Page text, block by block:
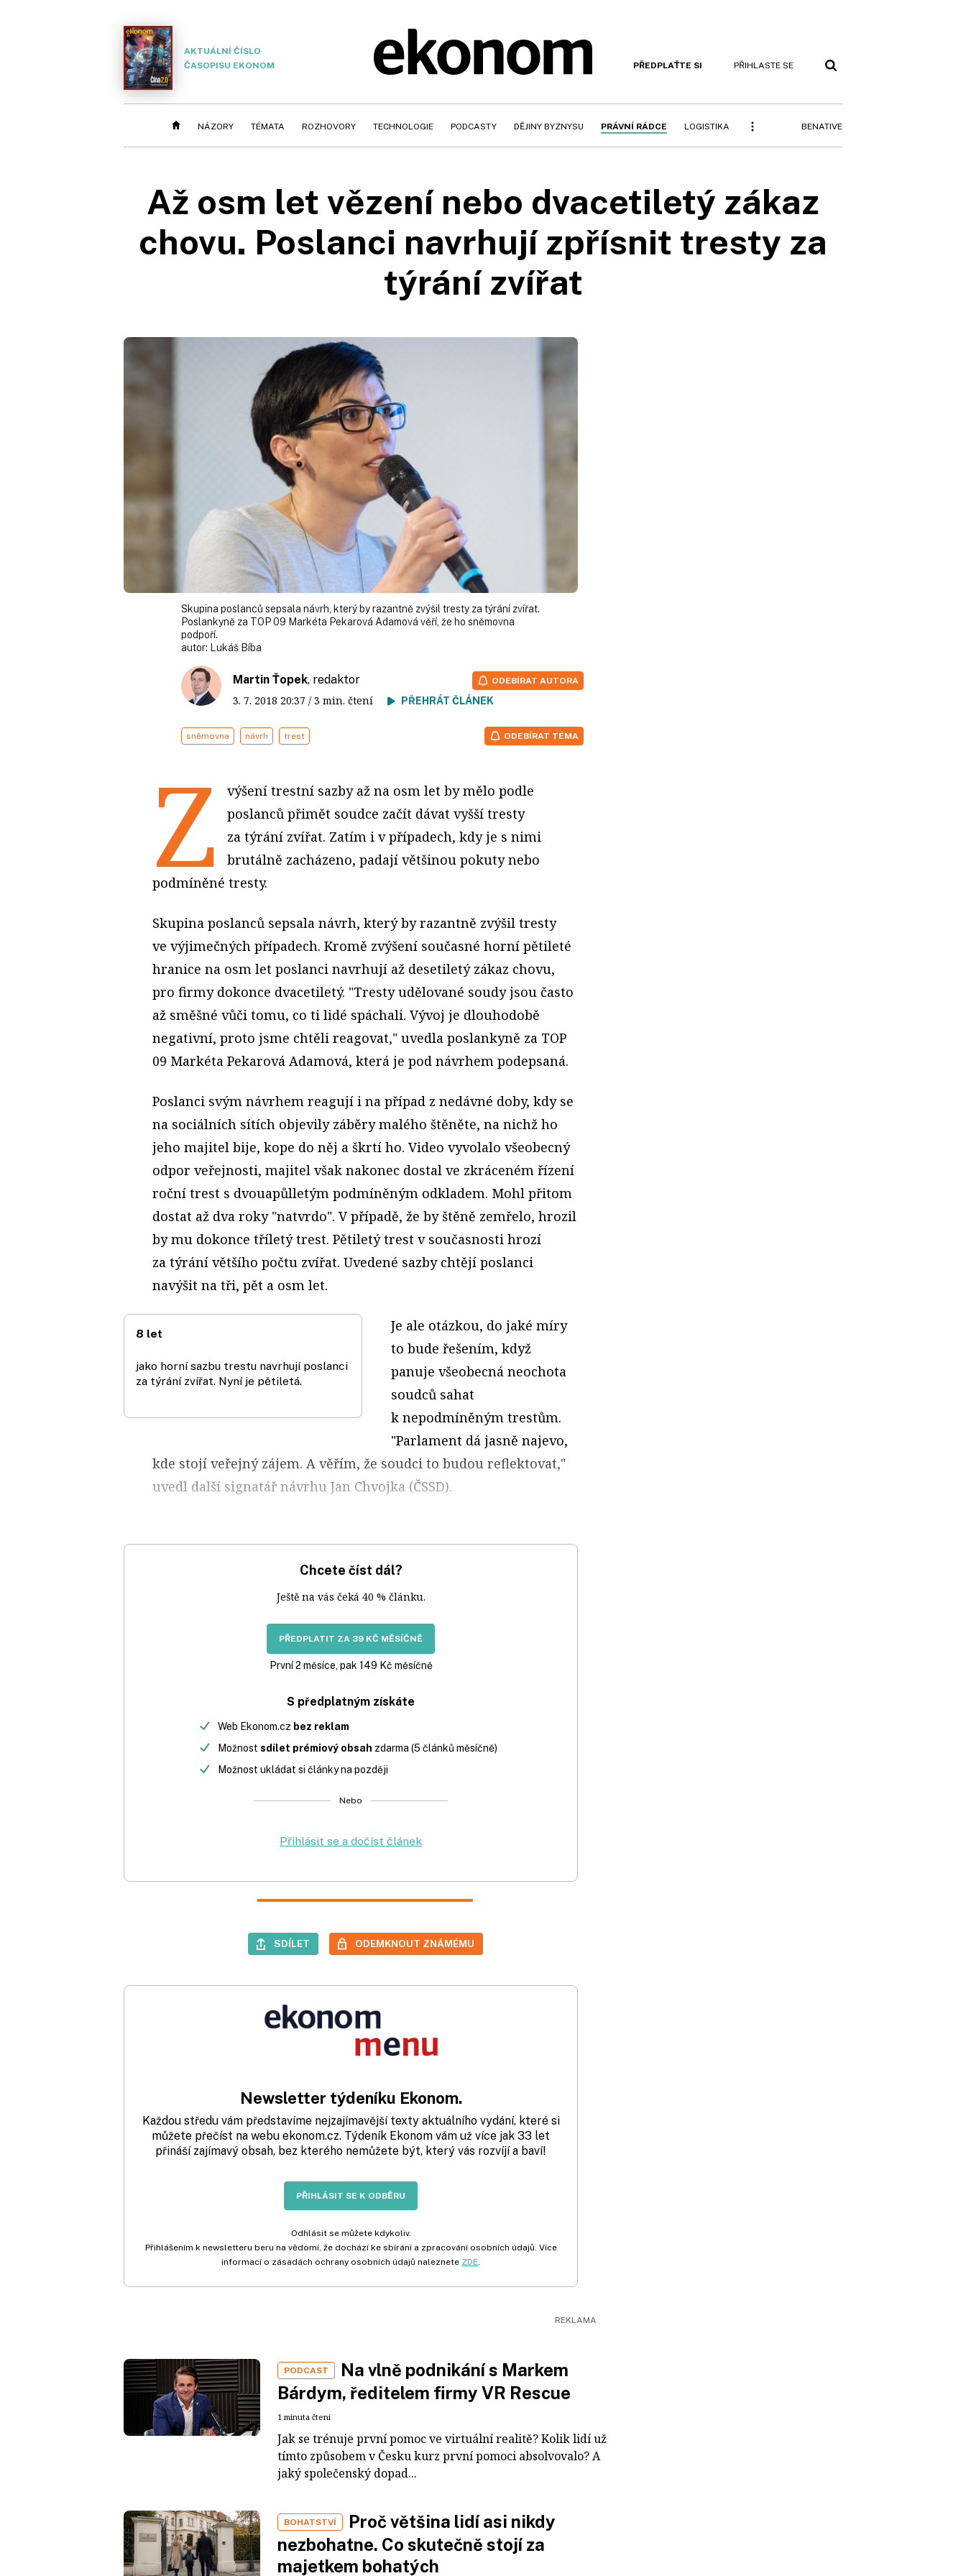
AKTUÁLNÍ ČÍSLO
ČASOPISU EKONOM
PŘEDPLAŤTE SI PŘIHLASTE SE
NÁZORY TÉMATA ROZHOVORY TECHNOLOGIE PODCASTY DĚJINY BYZNYSU PRÁVNÍ RÁDCE LOGISTIKA BENATIVE
Až osm let vězení nebo dvacetiletý zákaz
chovu. Poslanci navrhují zpřísnit tresty za
týrání zvířat
Skupina poslanců sepsala návrh, který by razantně zvýšil tresty za týrání zvířat.
Poslankyně za TOP 09 Markéta Pekarová Adamová věří, že ho sněmovna
podpoří.
autor: Lukáš Bíba
Martin Ťopek, redaktor
3. 7. 2018 20:37 / 3 min. čtení PŘEHRÁT ČLÁNEK
ODEBÍRAT AUTORA
sněmovna návrh trest ODEBÍRAT TÉMA
Z
výšení trestní sazby až na osm let by mělo podle
poslanců přimět soudce začít dávat vyšší tresty
za týrání zvířat. Zatím i v případech, kdy je s nimi
brutálně zacházeno, padají většinou pokuty nebo
podmíněné tresty.
Skupina poslanců sepsala návrh, který by razantně zvýšil tresty
ve výjimečných případech. Kromě zvýšení současné horní pětileté
hranice na osm let poslanci navrhují až desetiletý zákaz chovu,
pro firmy dokonce dvacetiletý. "Tresty udělované soudy jsou často
až směšné vůči tomu, co ti lidé spáchali. Vývoj je dlouhodobě
negativní, proto jsme chtěli reagovat," uvedla poslankyně za TOP
09 Markéta Pekarová Adamová, která je pod návrhem podepsaná.
Poslanci svým návrhem reagují i na případ z nedávné doby, kdy se
na sociálních sítích objevily záběry malého štěněte, na nichž ho
jeho majitel bije, kope do něj a škrtí ho. Video vyvolalo všeobecný
odpor veřejnosti, majitel však nakonec dostal ve zkráceném řízení
roční trest s dvouapůlletým podmíněným odkladem. Mohl přitom
dostat až dva roky "natvrdo". V případě, že by štěně zemřelo, hrozil
by mu dokonce tříletý trest. Pětiletý trest v současnosti hrozí
za týrání většího počtu zvířat. Uvedené sazby chtějí poslanci
navýšit na tři, pět a osm let.
8 let
jako horní sazbu trestu navrhují poslanci
za týrání zvířat. Nyní je pětiletá.
Je ale otázkou, do jaké míry
to bude řešením, když
panuje všeobecná neochota
soudců sahat
k nepodmíněným trestům.
"Parlament dá jasně najevo,
kde stojí veřejný zájem. A věřím, že soudci to budou reflektovat,"
uvedl další signatář návrhu Jan Chvojka (ČSSD).
Chcete číst dál?
Ještě na vás čeká 40 % článku.
PŘEDPLATIT ZA 39 KČ MĚSÍČNĚ
První 2 měsíce, pak 149 Kč měsíčně
S předplatným získáte
Web Ekonom.cz bez reklam
Možnost sdílet prémiový obsah zdarma (5 článků měsíčně)
Možnost ukládat si články na později
Nebo
Přihlásit se a dočíst článek
SDÍLET ODEMKNOUT ZNÁMÉMU
Newsletter týdeníku Ekonom.
Každou středu vám představíme nejzajímavější texty aktuálního vydání, které si
můžete přečíst na webu ekonom.cz. Týdeník Ekonom vám už více jak 33 let
přináší zajímavý obsah, bez kterého nemůžete být, který vás rozvíjí a baví!
PŘIHLÁSIT SE K ODBĚRU
Odhlásit se můžete kdykoliv.
Přihlášením k newsletteru beru na vědomí, že dochází ke sbírání a zpracování osobních údajů. Více
informací o zásadách ochrany osobních údajů naleznete ZDE
PODCAST
Na vlně podnikání s Markem
Bárdym, ředitelem firmy VR Rescue
1 minuta čtení
Jak se trénuje první pomoc ve virtuální realitě? Kolik lidí už
tímto způsobem v Česku kurz první pomoci absolvovalo? A
jaký společenský dopad...
BOHATSTVÍ
Proč většina lidí asi nikdy
nezbohatne. Co skutečně stojí za
majetkem bohatých